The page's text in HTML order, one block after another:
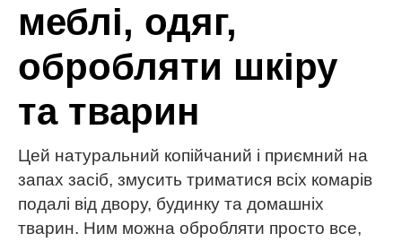
меблі, одяг,
обробляти шкіру
та тварин
Цей натуральний копійчаний і приємний на
запах засіб, змусить триматися всіх комарів
подалі від двору, будинку та домашніх
тварин. Ним можна обробляти просто все,